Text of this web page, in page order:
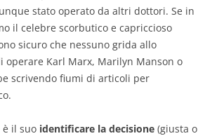
stato operato da altri dottori. Se in
il celebre scorbutico e capriccioso
sicuro che nessuno grida allo
operare Karl Marx, Marilyn Manson o
scrivendo fiumi di articoli per
è il suo identificare la decisione (giusta o